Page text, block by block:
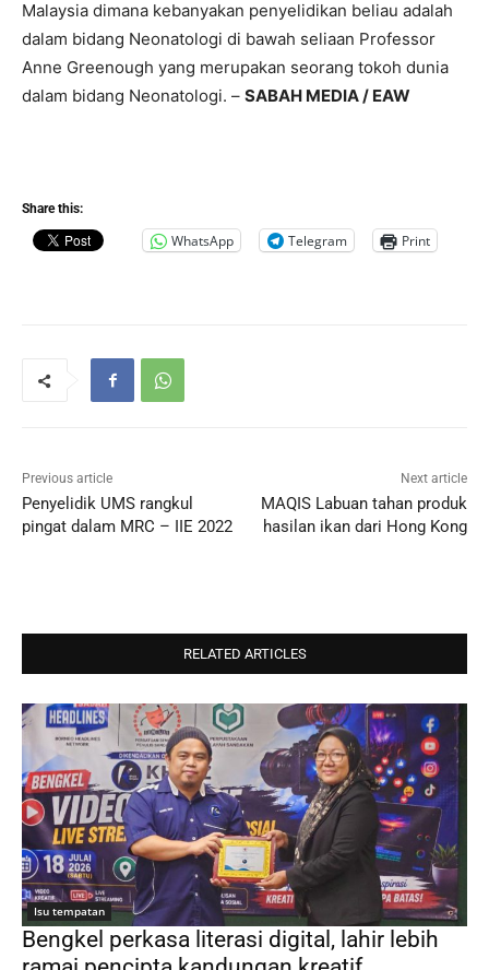
Malaysia dimana kebanyakan penyelidikan beliau adalah
dalam bidang Neonatologi di bawah seliaan Professor
Anne Greenough yang merupakan seorang tokoh dunia
dalam bidang Neonatologi. – SABAH MEDIA / EAW
Share this:
WhatsApp Telegram Print
Previous article
Penyelidik UMS rangkul
pingat dalam MRC – IIE 2022
Next article
MAQIS Labuan tahan produk
hasilan ikan dari Hong Kong
RELATED ARTICLES
Isu tempatan
Bengkel perkasa literasi digital, lahir lebih